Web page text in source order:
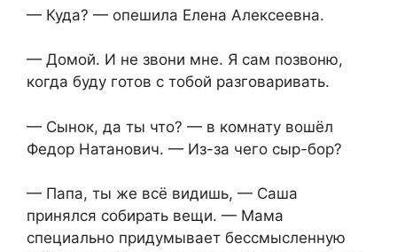
— Куда? — опешила Елена Алексеевна.
— Домой. И не звони мне. Я сам позвоню,
когда буду готов с тобой разговаривать.
— Сынок, да ты что? — в комнату вошёл
Федор Натанович. — Из-за чего сыр-бор?
— Папа, ты же всё видишь, — Саша
принялся собирать вещи. — Мама
специально придумывает бессмысленную